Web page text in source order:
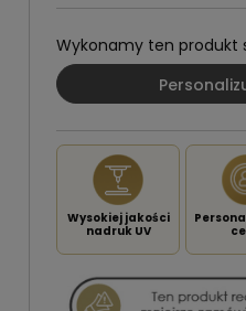
Wykonamy ten produkt
Wysokiej jakości
nadruk UV